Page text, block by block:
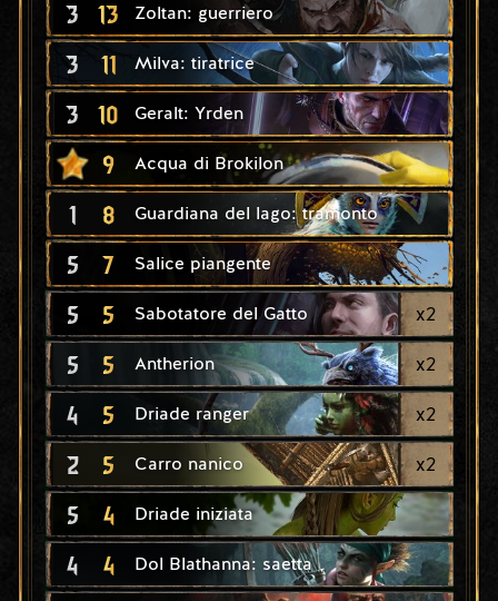
3 13 Zoltan: guerriero
3 11 Milva: tiratrice
3 10 Geralt: Yrden
9 Acqua di Brokilon
1 8 Guardiana del lago: tramonto
5 7 Salice piangente
5 5 Sabotatore del Gatto x2
5 5 Antherion x2
4 5 Driade ranger x2
2 5 Carro nanico x2
5 4 Driade iniziata
4 4 Dol Blathanna: saetta